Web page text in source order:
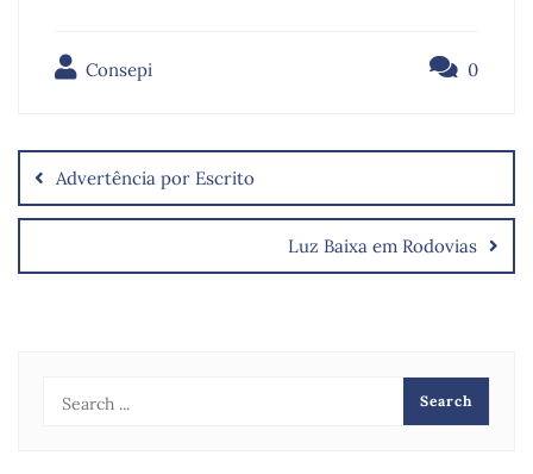
Consepi 0
Advertência por Escrito
Luz Baixa em Rodovias